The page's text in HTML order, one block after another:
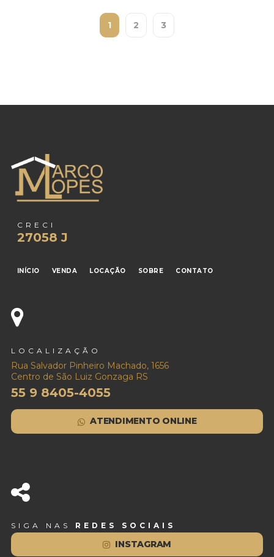
1 2 3
CRECI
27058 J
INÍCIO VENDA LOCAÇÃO SOBRE CONTATO
LOCALIZAÇÃO
Rua Salvador Pinheiro Machado, 1656
Centro de São Luiz Gonzaga RS
55 9 8405-4055
ATENDIMENTO ONLINE
SIGA NAS REDES SOCIAIS
INSTAGRAM